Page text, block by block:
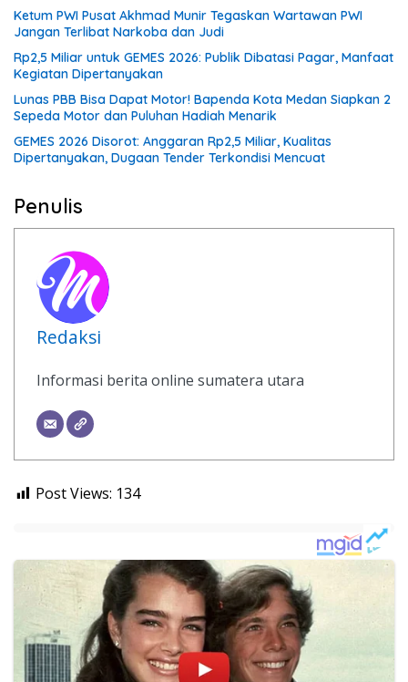
Ketum PWI Pusat Akhmad Munir Tegaskan Wartawan PWI
Jangan Terlibat Narkoba dan Judi
Rp2,5 Miliar untuk GEMES 2026: Publik Dibatasi Pagar, Manfaat
Kegiatan Dipertanyakan
Lunas PBB Bisa Dapat Motor! Bapenda Kota Medan Siapkan 2
Sepeda Motor dan Puluhan Hadiah Menarik
GEMES 2026 Disorot: Anggaran Rp2,5 Miliar, Kualitas
Dipertanyakan, Dugaan Tender Terkondisi Mencuat
Penulis
Redaksi
Informasi berita online sumatera utara
Post Views: 134